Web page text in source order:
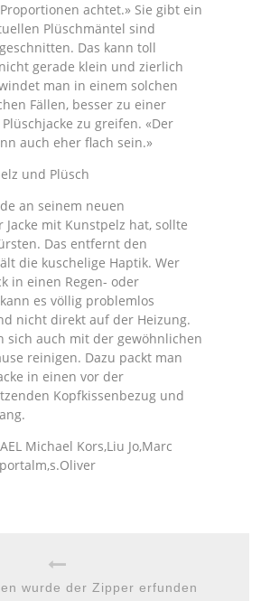
achtet.» Sie gibt ein
Plüschmäntel sind
Das kann toll
gerade klein und zierlich
man in einem solchen
Fällen, besser zu einer
zu greifen. «Der
auch eher flach sein.»
und Plüsch
an seinem neuen
mit Kunstpelz hat, sollte
Das entfernt den
die kuschelige Haptik. Wer
in einen Regen- oder
es völlig problemlos
nicht direkt auf der Heizung.
sich auch mit der gewöhnlichen
reinigen. Dazu packt man
in einen vor der
Kopfkissenbezug und
Michael Kors,Liu Jo,Marc
wurde der Zipper erfunden